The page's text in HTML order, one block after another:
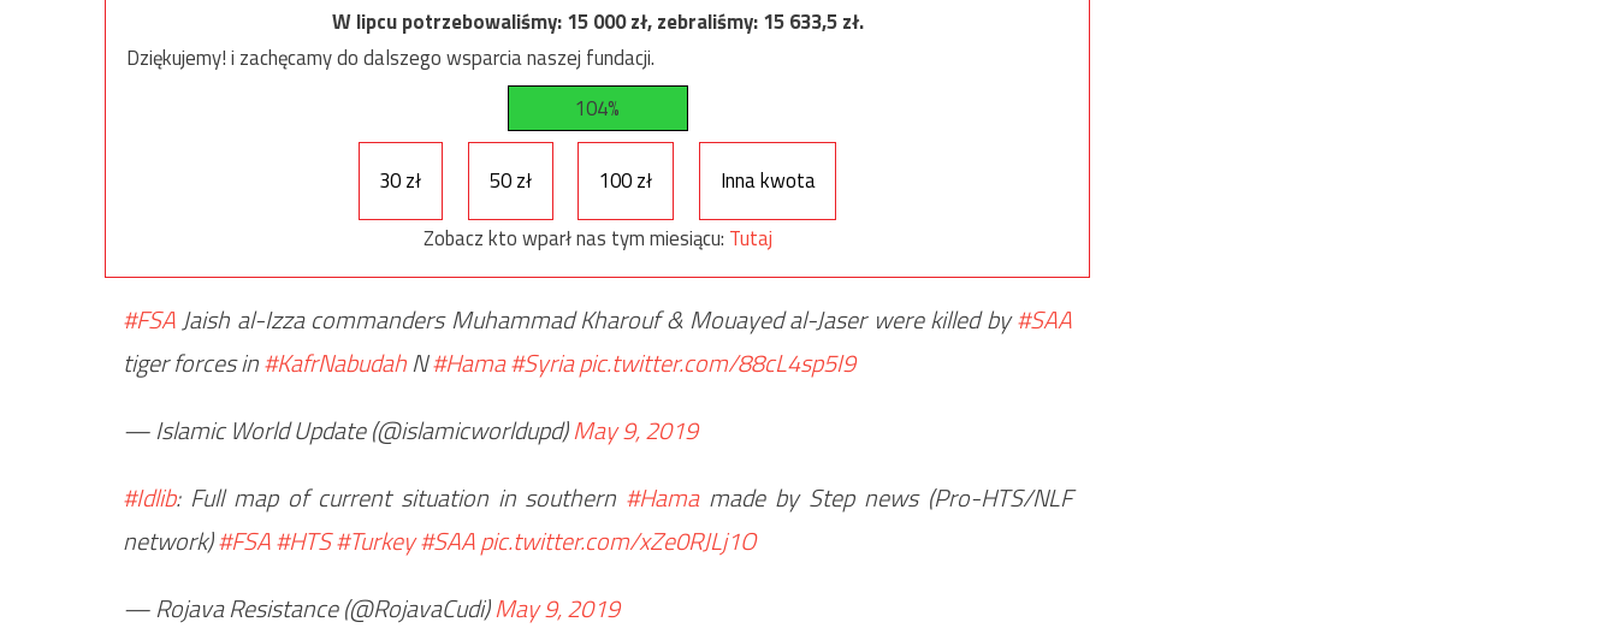
W lipcu potrzebowaliśmy:15 000zł, zebraliśmy:15 633,5zł.
Dziękujemy! i zachęcamy do dalszego wsparcia naszej fundacji.
104%
30 zł 50 zł 100 zł
Inna kwota
Zobacz kto wparł nas tym miesiącu: Tutaj
#FSAJaish al-Izza commanders Muhammad Kharouf & Mouayed al-Jaser were killed by#SAA
tiger forces in#KafrNabudahN#Hama#Syriapic.twitter.com/88cL4sp5I9
— Islamic World Update (@islamicworldupd)May 9, 2019
#Idlib: Full map of current situation in southern #Hamamade by Step news (Pro-HTS/NLF
network)#FSA#HTS#Turkey#SAApic.twitter.com/xZe0RJLj1O
— Rojava Resistance (@RojavaCudi)May 9, 2019